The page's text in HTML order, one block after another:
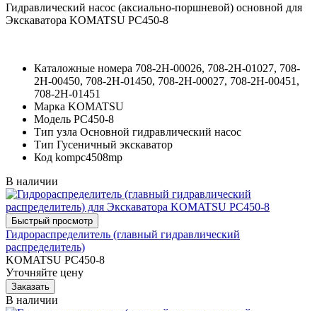
Гидравлический насос (аксиально-поршневой) основной для
Экскаватора KOMATSU PC450-8
Каталожные номера 708-2H-00026, 708-2H-01027, 708-
2H-00450, 708-2H-01450, 708-2H-00027, 708-2H-00451,
708-2H-01451
Марка KOMATSU
Модель PC450-8
Тип узла Основной гидравлический насос
Тип Гусеничный экскаватор
Код kompc4508mp
В наличии
Гидрораспределитель (главный гидравлический
распределитель)
KOMATSU PC450-8
Уточняйте цену
В наличии